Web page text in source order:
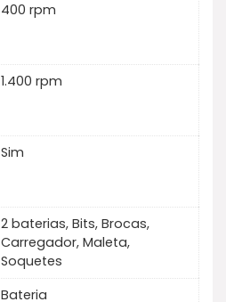
400 rpm
1.400 rpm
Sim
2 baterias, Bits, Brocas,
Carregador, Maleta,
Soquetes
Bateria